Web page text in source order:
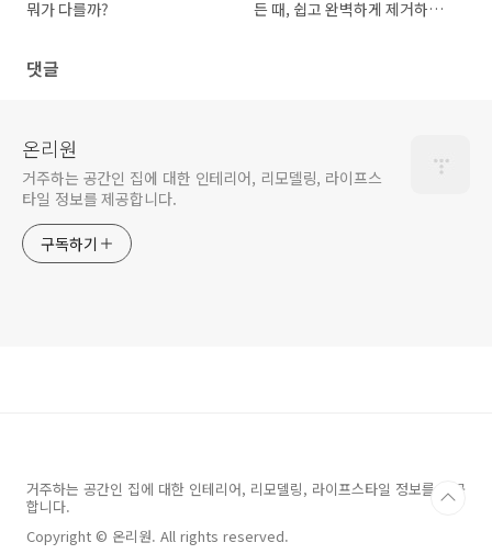
뭐가 다를까?
든 때, 쉽고 완벽하게 제거하는
댓글
온리원
거주하는 공간인 집에 대한 인테리어, 리모델링, 라이프스
타일 정보를 제공합니다.
구독하기
거주하는 공간인 집에 대한 인테리어, 리모델링, 라이프스타일 정보를 제공
합니다.
Copyright © 온리원. All rights reserved.